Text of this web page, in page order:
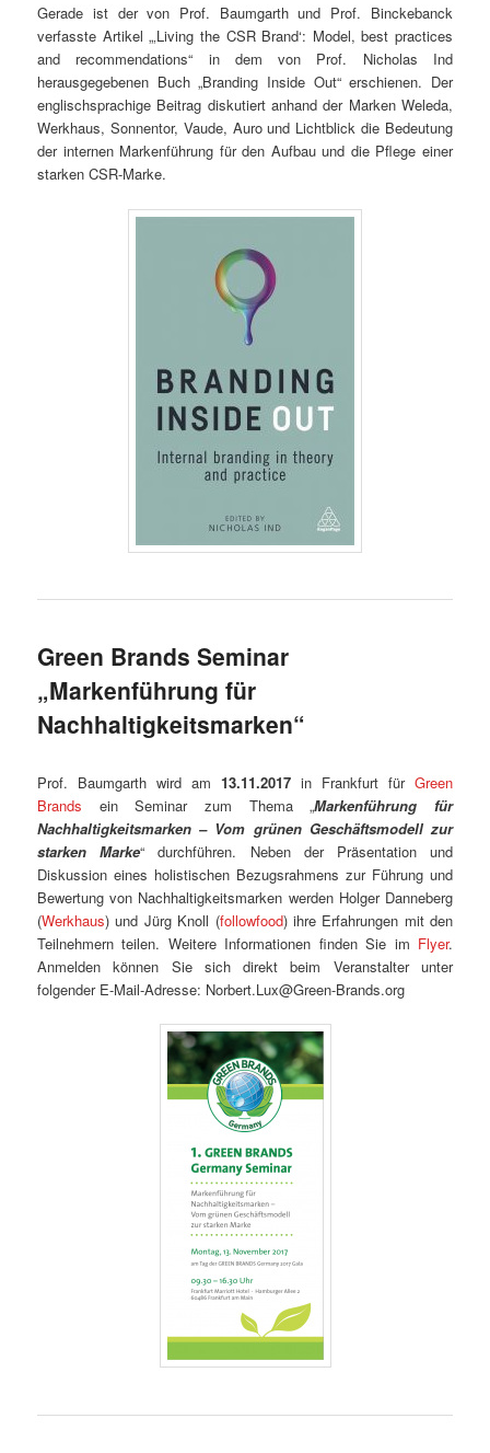
Gerade ist der von Prof. Baumgarth und Prof. Binckebanck
verfasste Artikel „‚Living the CSR Brand‘: Model, best practices
and recommendations“ in dem von Prof. Nicholas Ind
herausgegebenen Buch „Branding Inside Out“ erschienen. Der
englischsprachige Beitrag diskutiert anhand der Marken Weleda,
Werkhaus, Sonnentor, Vaude, Auro und Lichtblick die Bedeutung
der internen Markenführung für den Aufbau und die Pflege einer
starken CSR-Marke.
Green Brands Seminar
„Markenführung für
Nachhaltigkeitsmarken“
Prof. Baumgarth wird am 13.11.2017 in Frankfurt für Green
Brands ein Seminar zum Thema „Markenführung für
Nachhaltigkeitsmarken – Vom grünen Geschäftsmodell zur
starken Marke“ durchführen. Neben der Präsentation und
Diskussion eines holistischen Bezugsrahmens zur Führung und
Bewertung von Nachhaltigkeitsmarken werden Holger Danneberg
(Werkhaus) und Jürg Knoll (followfood) ihre Erfahrungen mit den
Teilnehmern teilen. Weitere Informationen finden Sie im Flyer.
Anmelden können Sie sich direkt beim Veranstalter unter
folgender E-Mail-Adresse: Norbert.Lux@Green-Brands.org